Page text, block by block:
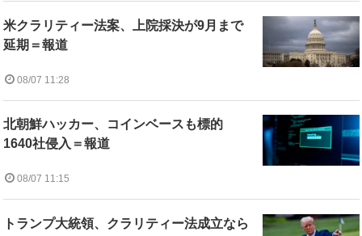
米クラリティー法案、上院採決が9月まで
延期＝報道
08/07 11:28
北朝鮮ハッカー、コインベースも標的
1640社侵入＝報道
08/07 11:15
トランプ大統領、クラリティー法成立なら